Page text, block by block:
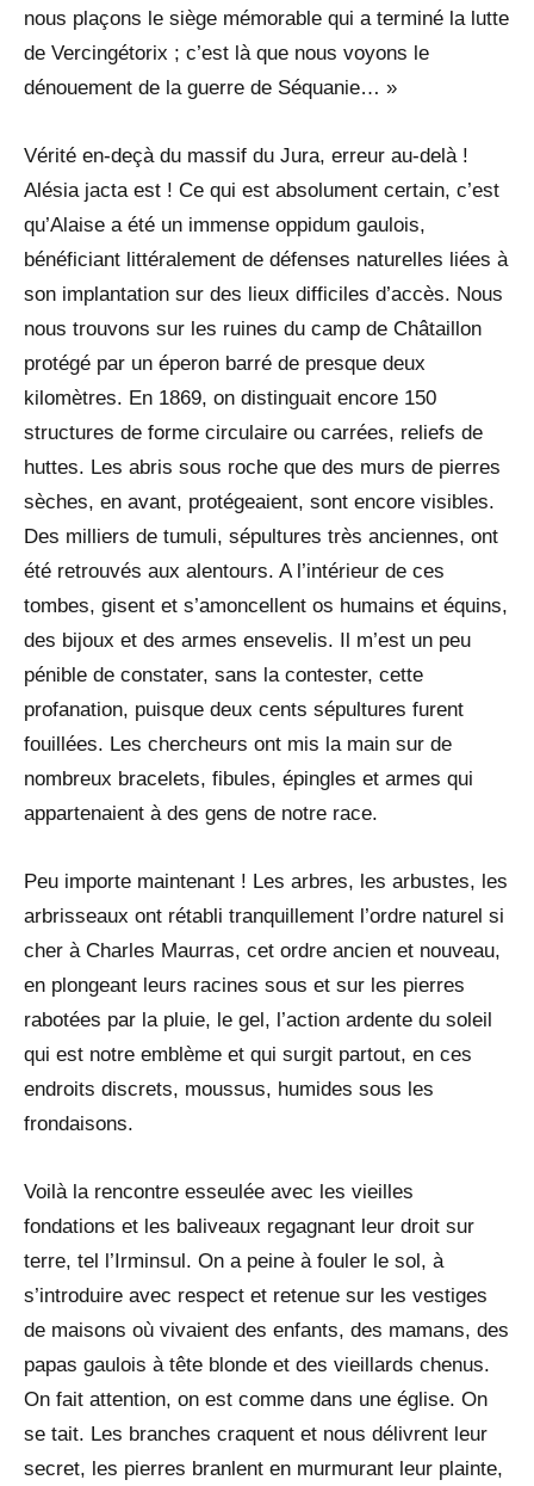
nous plaçons le siège mémorable qui a terminé la lutte
de Vercingétorix ; c’est là que nous voyons le
dénouement de la guerre de Séquanie… »
Vérité en-deçà du massif du Jura, erreur au-delà !
Alésia jacta est ! Ce qui est absolument certain, c’est
qu’Alaise a été un immense oppidum gaulois,
bénéficiant littéralement de défenses naturelles liées à
son implantation sur des lieux difficiles d’accès. Nous
nous trouvons sur les ruines du camp de Châtaillon
protégé par un éperon barré de presque deux
kilomètres. En 1869, on distinguait encore 150
structures de forme circulaire ou carrées, reliefs de
huttes. Les abris sous roche que des murs de pierres
sèches, en avant, protégeaient, sont encore visibles.
Des milliers de tumuli, sépultures très anciennes, ont
été retrouvés aux alentours. A l’intérieur de ces
tombes, gisent et s’amoncellent os humains et équins,
des bijoux et des armes ensevelis. Il m’est un peu
pénible de constater, sans la contester, cette
profanation, puisque deux cents sépultures furent
fouillées. Les chercheurs ont mis la main sur de
nombreux bracelets, fibules, épingles et armes qui
appartenaient à des gens de notre race.
Peu importe maintenant ! Les arbres, les arbustes, les
arbrisseaux ont rétabli tranquillement l’ordre naturel si
cher à Charles Maurras, cet ordre ancien et nouveau,
en plongeant leurs racines sous et sur les pierres
rabotées par la pluie, le gel, l’action ardente du soleil
qui est notre emblème et qui surgit partout, en ces
endroits discrets, moussus, humides sous les
frondaisons.
Voilà la rencontre esseulée avec les vieilles
fondations et les baliveaux regagnant leur droit sur
terre, tel l’Irminsul. On a peine à fouler le sol, à
s’introduire avec respect et retenue sur les vestiges
de maisons où vivaient des enfants, des mamans, des
papas gaulois à tête blonde et des vieillards chenus.
On fait attention, on est comme dans une église. On
se tait. Les branches craquent et nous délivrent leur
secret, les pierres branlent en murmurant leur plainte,